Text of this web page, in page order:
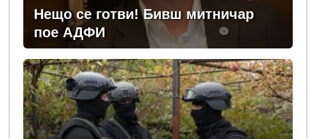
Нещо се готви! Бивш митничар
пое АДФИ